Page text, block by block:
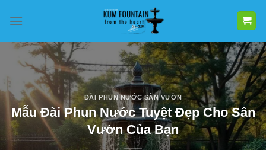
qua
dung
ĐÀI PHUN NƯỚC SÂN VƯỜN
Mẫu Đài Phun Nước Tuyệt Đẹp Cho Sân
Vườn Của Bạn